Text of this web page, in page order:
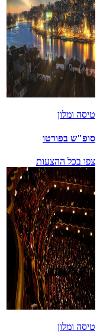
טיסה ומלון
סופ"ש בפורטו
צפו בכל ההצעות
טיסה ומלון